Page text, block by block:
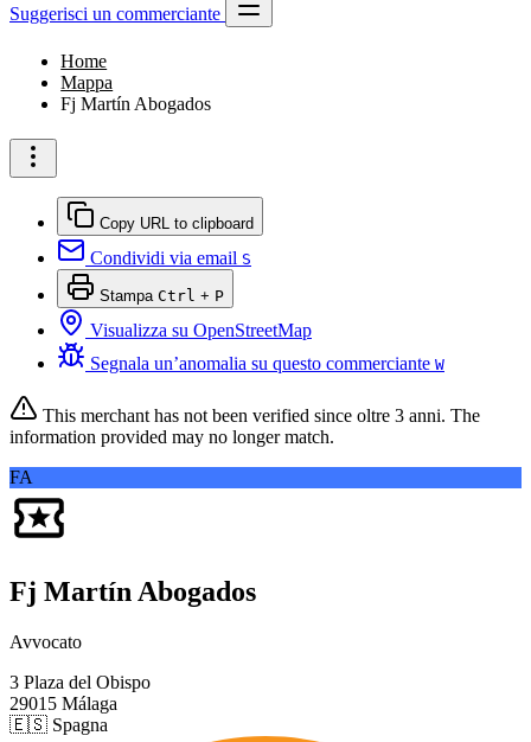
Suggerisci un commerciante
Home
Mappa
Fj Martín Abogados
Copy URL to clipboard
Condividi via email S
Stampa Ctrl + P
Visualizza su OpenStreetMap
Segnala un’anomalia su questo commerciante W
This merchant has not been verified since oltre 3 anni. The
information provided may no longer match.
FA
Fj Martín Abogados
Avvocato
3 Plaza del Obispo
29015 Málaga
🇪🇸 Spagna